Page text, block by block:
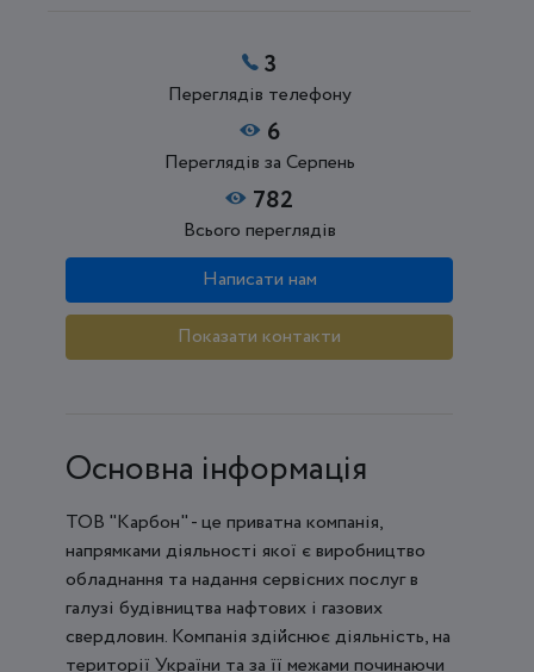
3
Переглядів телефону
6
Переглядів за Серпень
782
Всього переглядів
Написати нам
Показати контакти
Основна інформація
ТОВ "Карбон" - це приватна компанія,
напрямками діяльності якої є виробництво
обладнання та надання сервісних послуг в
галузі будівництва нафтових і газових
свердловин. Компанія здійснює діяльність, на
території України та за її межами починаючи